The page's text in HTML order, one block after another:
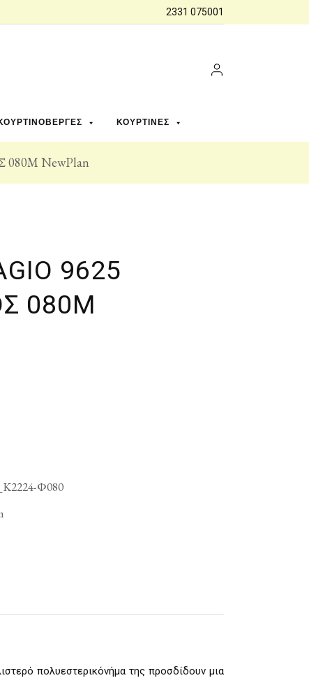
2331 075001
ΚΟΥΡΤΊΝΕΣ
NewPlan
9625
080M
Φ080
πολυεστερικόνήμα της προσδίδουν μια